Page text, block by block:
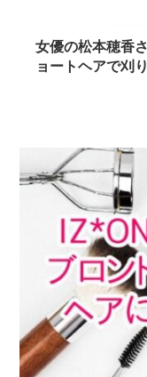
女優の松本穂香
ョートヘアで刈